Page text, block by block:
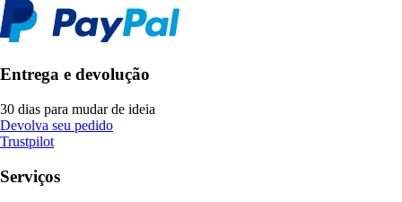
Entrega e devolução
30 dias para mudar de ideia
Devolva seu pedido
Trustpilot
Serviços